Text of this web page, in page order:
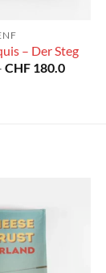
– Der Steg
CHF 180.0